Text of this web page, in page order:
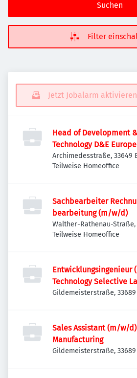
Suchen
Filter
Jetzt Jobalarm
Head of Development
Technology D&E
Archimedesstraße, 33649
Brackwede, Deutschland
Teilweise Homeoffice
Sachbearbeiter
bearbeitung (m/w/d)
Walther-Rathenau-
Deutschland
Teilweise Homeoffice
Entwicklungsingenieur
Technology Selective
Gildemeisterstraße,
Sales Assistant (m/w/
Manufacturing
Gildemeisterstraße,